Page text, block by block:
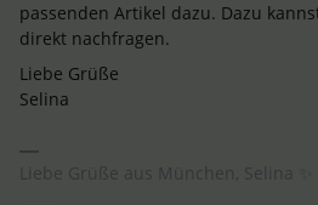
passenden Artikel dazu. Dazu
direkt nachfragen.
Liebe Grüße
Selina